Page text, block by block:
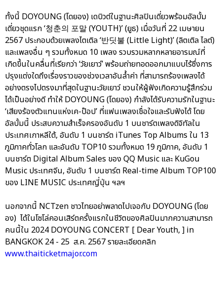
ทั้งนี้ DOYOUNG (โดยอง) เดบิวต์ในฐานะศิลปินเดี่ยวพร้อมอัลบั้ม
เดี่ยวชุดแรก ‘청춘의 포말 (YOUTH)’ (ยูธ) เมื่อวันที่ 22 เมษายน
2567 ประกอบด้วยเพลงไตเติล ‘반딧불 (Little Light)’ (ลิตเติล ไลต์)
และเพลงอื่น ๆ รวมทั้งหมด 10 เพลง รวบรวมหลากหลายอารมณ์ที่
เกิดขึ้นในคลื่นที่เรียกว่า ‘วัยเยาว์’ พร้อมถ่ายทอดออกมาแบบไร้ซึ่งการ
ปรุงแต่งใดถึงเรื่องราวของช่วงเวลาอันล้ำค่า ที่สามารถร้องเพลงได้
อย่างตรงไปตรงมาที่สุดในฐานะวัยเยาว์ ชวนให้ผู้ฟังเกิดความรู้สึกร่วม
ได้เป็นอย่างดี ทำให้ DOYOUNG (โดยอง) กำลังได้รับความรักในฐานะ
‘เสียงร้องตัวแทนแห่งเค-ป๊อป’ ที่แฟนเพลงเชื่อใจและรับฟังได้ โดย
อัลบั้มนี้ ประสบความสำเร็จครองอันดับ 1 บนชาร์ตเพลงดิจิทัลใน
ประเทศเกาหลีใต้, อันดับ 1 บนชาร์ต iTunes Top Albums ใน 13
ภูมิภาคทั่วโลก และอันดับ TOP10 รวมทั้งหมด 19 ภูมิภาค, อันดับ 1
บนชาร์ต Digital Album Sales ของ QQ Music และ KuGou
Music ประเทศจีน, อันดับ 1 บนชาร์ต Real-time Album TOP100
ของ LINE MUSIC ประเทศญี่ปุ่น ฯลฯ
นอกจากนี้ NCTzen ชาวไทยอย่าพลาดไปเจอกับ DOYOUNG (โดย
อง) ได้ในโซโล่คอนเสิร์ตครั้งแรกในชีวิตของศิลปินมากความสามารถ
คนนี้ใน 2024 DOYOUNG CONCERT [ Dear Youth, ] in
BANGKOK 24 - 25 ส.ค. 2567 รายละเอียดคลิก
www.thaiticketmajor.com